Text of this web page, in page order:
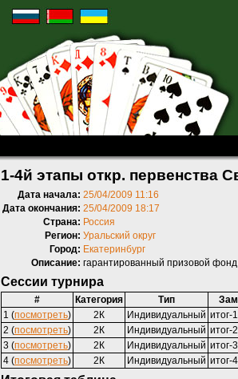
1-4й этапы откр. первенства
Дата начала: 25/04/2009 11:16
Дата окончания: 25/04/2009 18:17
Страна: Россия
Регион: Уральский округ
Город: Екатеринбург
Описание: гарантированный призовой
Сессии турнира
# Категория Тип
1 (посмотреть) 2К Индивидуальный итог-
2 (посмотреть) 2К Индивидуальный итог-
3 (посмотреть) 2К Индивидуальный итог-
4 (посмотреть) 2К Индивидуальный итог-